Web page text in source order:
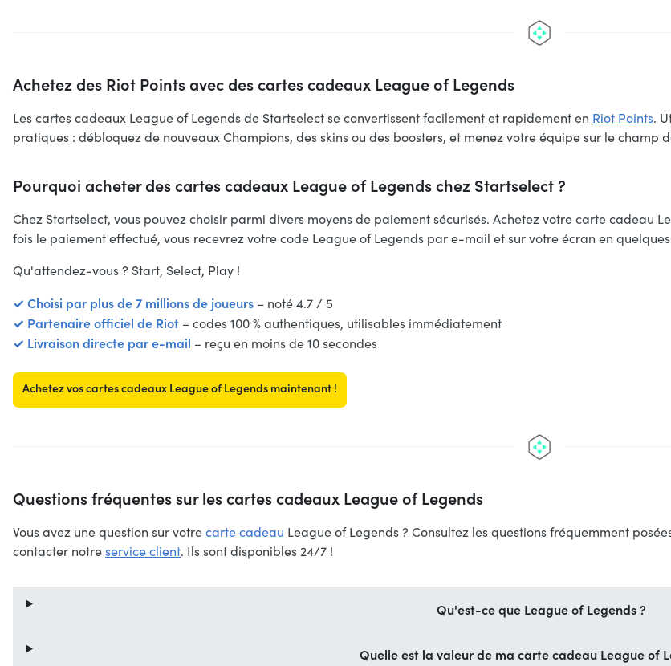
Achetez des Riot Points avec des cartes cadeaux League of Legends
Les cartes cadeaux League of Legends de Startselect se convertissent facilement et rapidement en Riot Points.
pratiques : débloquez de nouveaux Champions, des skins ou des boosters, et menez votre équipe sur le champ
Pourquoi acheter des cartes cadeaux League of Legends chez Startselect ?
Chez Startselect, vous pouvez choisir parmi divers moyens de paiement sécurisés. Achetez votre carte cadeau
fois le paiement effectué, vous recevrez votre code League of Legends par e-mail et sur votre écran en
Qu'attendez-vous ? Start, Select, Play !
✓ Choisi par plus de 7 millions de joueurs – noté 4.7 / 5
✓ Partenaire officiel de Riot – codes 100 % authentiques, utilisables immédiatement
✓ Livraison directe par e-mail – reçu en moins de 10 secondes
Achetez vos cartes cadeaux League of Legends maintenant !
Questions fréquentes sur les cartes cadeaux League of Legends
Vous avez une question sur votrecarte cadeau League of Legends ? Consultez les questions fréquemment
contacter notreservice client. Ils sont disponibles 24/7 !
Qu'est-ce que League of Legends ?
Quelle est la valeur de ma carte cadeau League of